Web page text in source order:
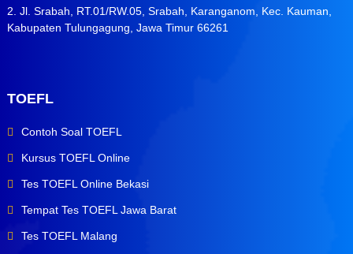
2. Jl. Srabah, RT.01/RW.05, Srabah, Karanganom, Kec. Kauman,
Kabupaten Tulungagung, Jawa Timur 66261
TOEFL
Contoh Soal TOEFL
Kursus TOEFL Online
Tes TOEFL Online Bekasi
Tempat Tes TOEFL Jawa Barat
Tes TOEFL Malang